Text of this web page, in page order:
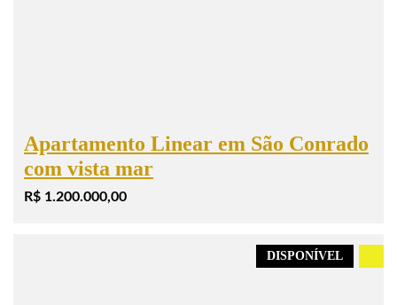
Apartamento Linear em São Conrado
com vista mar
R$ 1.200.000,00
DISPONÍVEL